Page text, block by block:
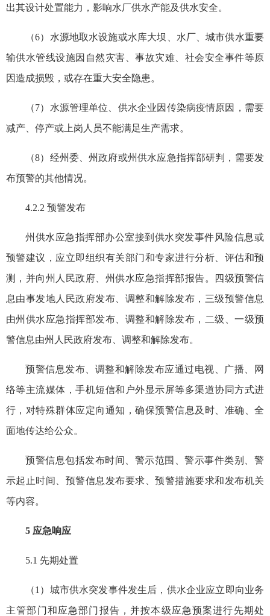
出其设计处置能力，影响水厂供水产能及供水安全。
（6）水源地取水设施或水库大坝、水厂、城市供水重要
输供水管线设施因自然灾害、事故灾难、社会安全事件等原
因造成损毁，或存在重大安全隐患。
（7）水源管理单位、供水企业因传染病疫情原因，需要
减产、停产或上岗人员不能满足生产需求。
（8）经州委、州政府或州供水应急指挥部研判，需要发
布预警的其他情况。
4.2.2 预警发布
州供水应急指挥部办公室接到供水突发事件风险信息或
预警建议，应立即组织有关部门和专家进行分析、评估和预
测，并向州人民政府、州供水应急指挥部报告。四级预警信
息由事发地人民政府发布、调整和解除发布，三级预警信息
由州供水应急指挥部发布、调整和解除发布，二级、一级预
警信息由州人民政府发布、调整和解除发布。
预警信息发布、调整和解除发布应通过电视、广播、网
络等主流媒体，手机短信和户外显示屏等多渠道协同方式进
行，对特殊群体应定向通知，确保预警信息及时、准确、全
面地传达给公众。
预警信息包括发布时间、警示范围、警示事件类别、警
示起止时间、预警信息发布要求、预警措施要求和发布机关
等内容。
5 应急响应
5.1 先期处置
（1 ）城市供水突发事件发生后，供水企业应立即向业务
主管部门和应急部门报告，并按本级应急预案进行先期处